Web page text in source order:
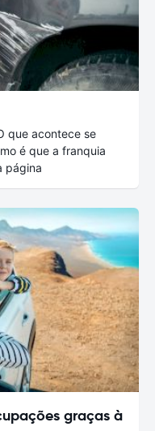
que acontece se
é que a franquia
página
graças à